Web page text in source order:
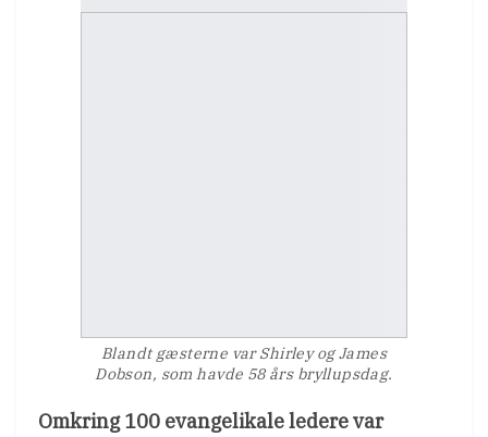
Blandt gæsterne var Shirley og James
Dobson, som havde 58 års bryllupsdag.
Omkring 100 evangelikale ledere var